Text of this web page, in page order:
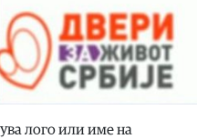
лого или име на